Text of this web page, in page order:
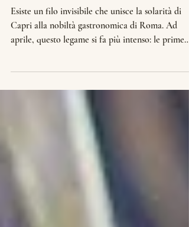
Capri nel cuore di Roma
Capri alla nobiltà gastronomica di Roma. Ad
aprile, questo legame si fa più intenso: le prime
giornate di sole risvegliano il desiderio di
freschezza tipico dell'isola, mentre gli orti romani
offrono i frutti più preziosi della stagione. Nel
nostro ristorante a Prati, abbiamo deciso di
celebrare questo incontro, offrendo ai nostri
un viaggio che parte dai Faraglioni e arriva
all'ombra del Cupolone. L’Anima di Capri: M